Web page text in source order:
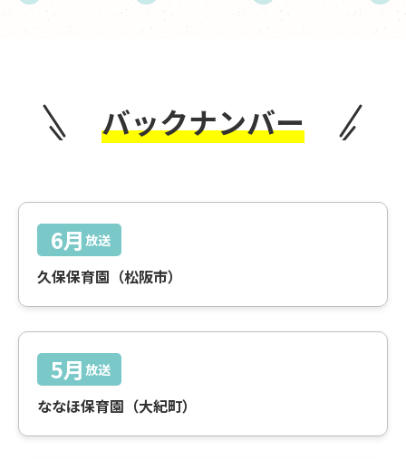
バックナンバー
6月 放送
久保保育園（松阪市）
5月 放送
ななほ保育園（大紀町）